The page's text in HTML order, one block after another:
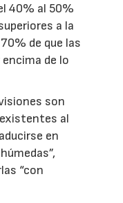
40% al 50%
a la
de que las
de lo
son
al
en
“con